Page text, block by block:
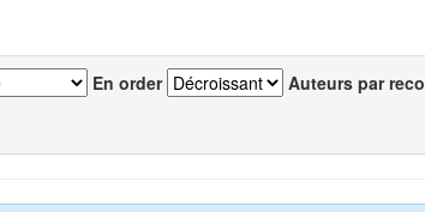
En order Auteurs par